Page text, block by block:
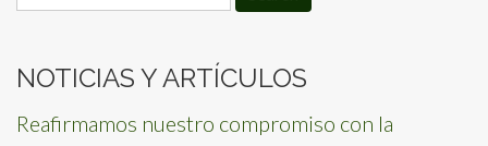
for:
NOTICIAS Y ARTÍCULOS
Reafirmamos nuestro compromiso con la